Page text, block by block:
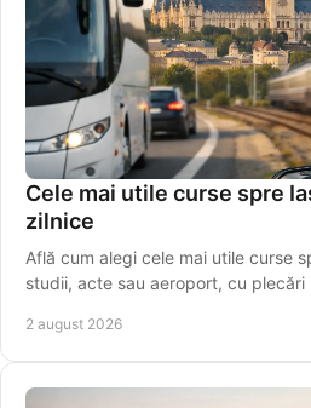
Cele mai utile curse spre
zilnice
Află cum alegi cele mai utile curse
studii, acte sau aeroport, cu
2 august 2026